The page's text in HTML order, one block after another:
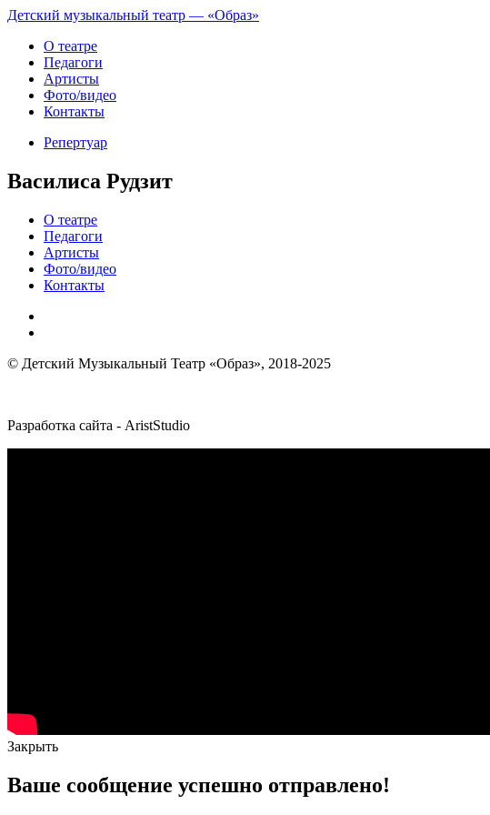
Детский музыкальный театр — «Образ»
О театре
Педагоги
Артисты
Фото/видео
Контакты
Репертуар
Василиса Рудзит
О театре
Педагоги
Артисты
Фото/видео
Контакты
© Детский Музыкальный Театр «Образ», 2018-2025
Разработка сайта - AristStudio
Закрыть
Ваше сообщение успешно отправлено!